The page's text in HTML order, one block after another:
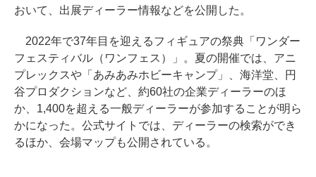
おいて、出展ディーラー情報などを公開した。
2022年で37年目を迎えるフィギュアの祭典「ワンダー
フェスティバル（ワンフェス）」。夏の開催では、アニ
プレックスや「あみあみホビーキャンプ」、海洋堂、円
谷プロダクションなど、約60社の企業ディーラーのほ
か、1,400を超える一般ディーラーが参加することが明ら
かになった。公式サイトでは、ディーラーの検索ができ
るほか、会場マップも公開されている。